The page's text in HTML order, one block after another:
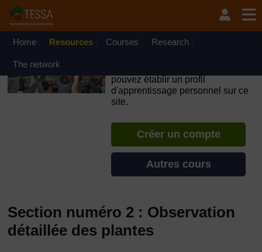
Passer au contenu principal
OpenLearn Create will be unavailable on Wednesday 12
August 2026 from 8am to 10.30am (GMT) due to routine
Home Resources Courses Research
The network
pouvez établir un profil
d'apprentissage personnel sur ce
site.
Créer un compte
Autres cours
Section numéro 2 : Observation
détaillée des plantes